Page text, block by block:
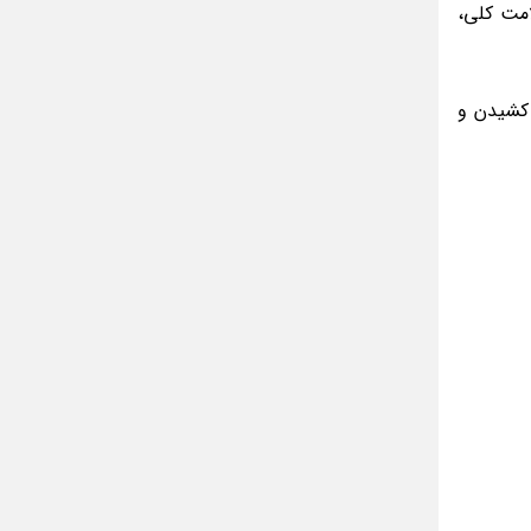
کلی،
و